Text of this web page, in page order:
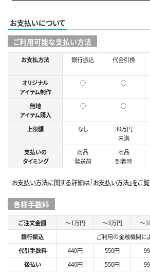
お支払いについて
ご利用可能な支払い方法
お支払方法 銀行振込 代金引換
オリジナル
アイテム制作
○ ○
無地
アイテム購入
○ ○
上限額 なし
30万円
未満
支払いの
タイミング
商品
発送前
商品
到着時
お支払い方法に関する詳細は「お支払い方法」をご覧
各種手数料
ご注文金額 ～1万円 ～3万円 ～
銀行振込
ご利用の金融機関に
代引手数料
440円 550円
後払い
440円 550円